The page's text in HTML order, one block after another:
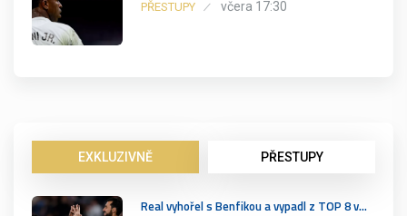
PŘESTUPY včera 17:30
EXKLUZIVNĚ PŘESTUPY
Real vyhořel s Benfikou a vypadl z TOP 8 v…